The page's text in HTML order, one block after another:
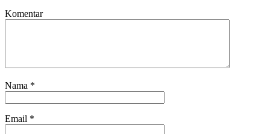
Komentar
Nama *
Email *